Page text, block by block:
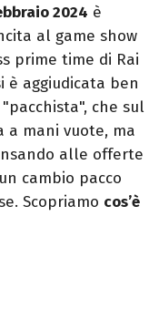
2024 è
al game show
prime time di Rai
è aggiudicata ben
che sul
a mani vuote, ma
alle offerte
cambio pacco
Scopriamo cos’è